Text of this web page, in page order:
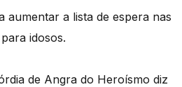
aumentar a lista de espera nas
idosos.
de Angra do Heroísmo diz